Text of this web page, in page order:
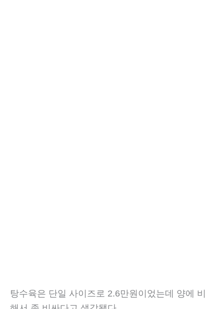
탕수육은 단일 사이즈로 2.6만원이었는데 양에 비